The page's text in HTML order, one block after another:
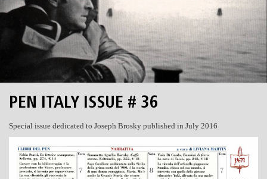
PEN ITALY ISSUE # 36
Special issue dedicated to Joseph Brosky published in July 2016